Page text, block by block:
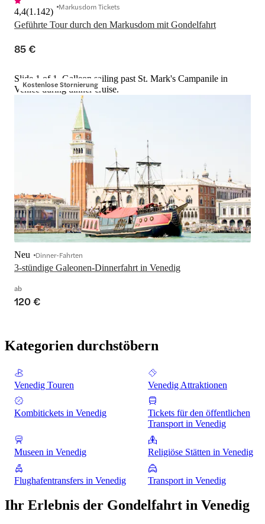
Geführte Tour durch den Markusdom mit Gondelfahrt
4,4(1.142) Markusdom Tickets
85 €
Kostenlose Stornierung
Slide 1 of 1, Galleon sailing past St. Mark's Campanile in
Venice during dinner cruise.
3-stündige Galeonen-Dinnerfahrt in Venedig
Neu Dinner-Fahrten
ab
120 €
Kategorien durchstöbern
Venedig Touren Venedig Attraktionen
Kombitickets in Venedig
Tickets für den öffentlichen
Transport in Venedig
Museen in Venedig Religiöse Stätten in Venedig
Flughafentransfers in Venedig Transport in Venedig
Ihr Erlebnis der Gondelfahrt in Venedig